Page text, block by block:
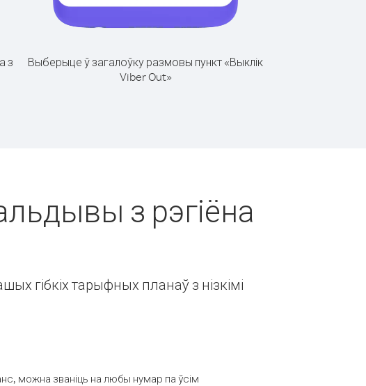
з
Выберыце ў загалоўку размовы пункт «Выклік
Viber Out»
з рэгіёна
гібкіх тарыфных планаў з нізкімі
можна званіць на любы нумар па ўсім